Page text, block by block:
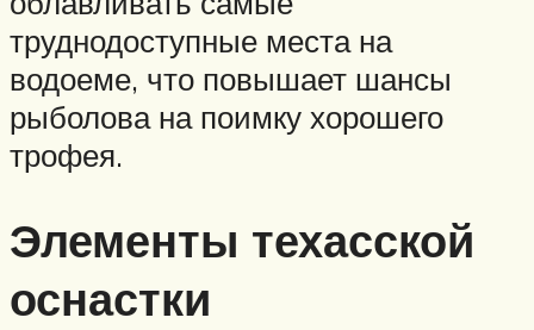
труднодоступные места на
водоеме, что повышает шансы
рыболова на поимку хорошего
трофея.
Элементы техасской
оснастки